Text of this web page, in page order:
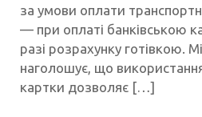
за умови оплати
— при оплаті банківською
разі розрахунку готівкою.
наголошує, що
картки дозволяє […]